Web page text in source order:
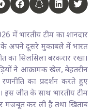
में भारतीय टीम का शानदार
के अपने दूसरे मुकाबले में भारत
का सिलसिला बरकरार रखा।
ने आक्रामक खेल, बेहतरीन
का प्रदर्शन करते हुए
इस जीत के साथ भारतीय टीम
मजबूत कर ली है तथा खिताब